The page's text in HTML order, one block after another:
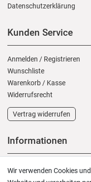
Daten­schutz­erklärung
Kunden Service
Anmelden / Registrieren
Wunschliste
Warenkorb / Kasse
Widerrufs­recht
Vertrag widerrufen
Informationen
Versand und Zahlung
Rücksendungen
Wir verwenden Cookies